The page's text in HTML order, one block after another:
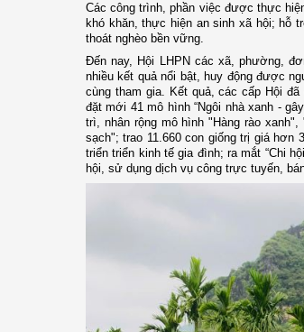
Các công trình, phần việc được thực
khó khăn, thực hiện an sinh xã hội; hỗ
thoát nghèo bền vững.
Đến nay, Hội LHPN các xã, phường,
nhiều kết quả nổi bật, huy động được
cùng tham gia. Kết quả, các cấp Hội
đặt mới 41 mô hình “Ngôi nhà xanh -
trì, nhân rộng mô hình "Hàng rào
sạch"; trao 11.660 con giống trị giá hơn
triển triển kinh tế gia đình; ra mắt “Chi
hội, sử dụng dịch vụ công trực tuyến,